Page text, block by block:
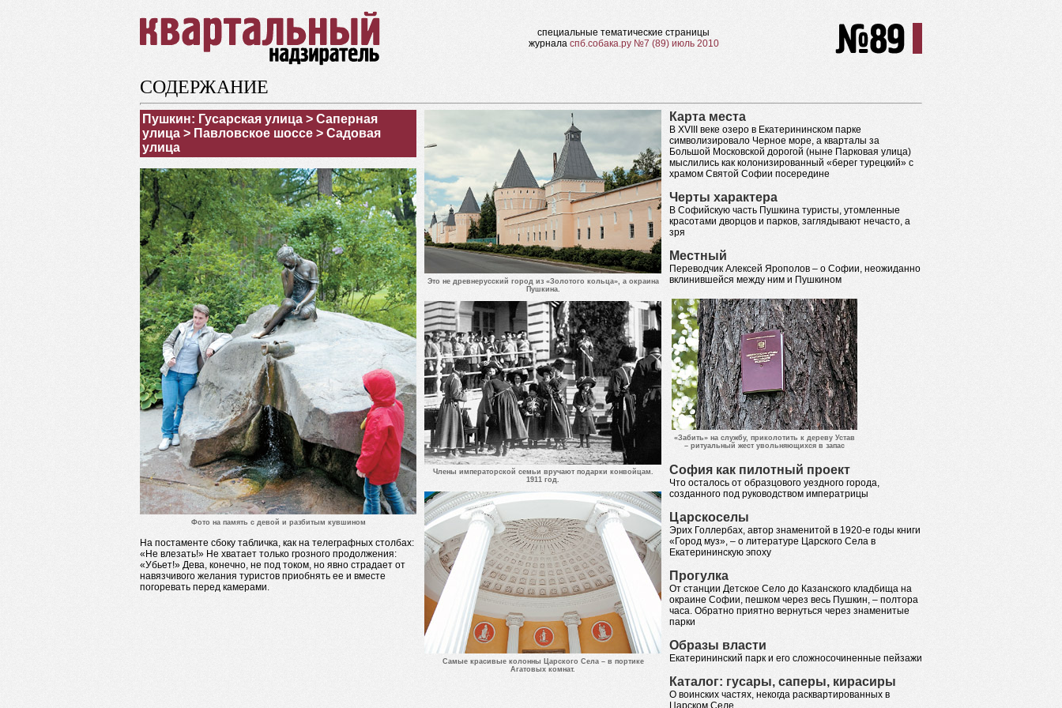
специальные тематические страницы
журнала спб.собака.ру №7 (89) июль 2010
СОДЕРЖАНИЕ
Пушкин: Гусарская улица > Саперная
улица > Павловское шоссе > Садовая
улица
Фото на память с девой и разбитым кувшином
На постаменте сбоку табличка, как на телеграфных столбах:
«Не влезать!» Не хватает только грозного продолжения:
«Убьет!» Дева, конечно, не под током, но явно страдает от
навязчивого желания туристов приобнять ее и вместе
погоревать перед камерами.
Это не древнерусский город из «Золотого кольца», а окраина
Пушкина.
Члены императорской семьи вручают подарки конвойцам.
1911 год.
Самые красивые колонны Царского Села – в портике
Агатовых комнат.
Карта места
В XVIII веке озеро в Екатерининском парке
символизировало Черное море, а кварталы за
Большой Московской дорогой (ныне Парковая улица)
мыслились как колонизированный «берег турецкий» с
храмом Святой Софии посередине
Черты характера
В Софийскую часть Пушкина туристы, утомленные
красотами дворцов и парков, заглядывают нечасто, а
зря
Местный
Переводчик Алексей Ярополов – о Софии, неожиданно
вклинившейся между ним и Пушкином
«Забить» на службу, приколотить к дереву Устав
– ритуальный жест увольняющихся в запас
София как пилотный проект
Что осталось от образцового уездного города,
созданного под руководством императрицы
Царскоселы
Эрих Голлербах, автор знаменитой в 1920-е годы книги
«Город муз», – о литературе Царского Села в
Екатерининскую эпоху
Прогулка
От станции Детское Село до Казанского кладбища на
окраине Софии, пешком через весь Пушкин, – полтора
часа. Обратно приятно вернуться через знаменитые
парки
Образы власти
Екатерининский парк и его сложносочиненные пейзажи
Каталог: гусары, саперы, кирасиры
О воинских частях, некогда расквартированных в
Царском Селе